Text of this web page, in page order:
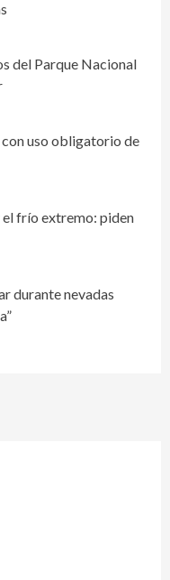
del Parque Nacional
uso obligatorio de
el frío extremo: piden
durante nevadas